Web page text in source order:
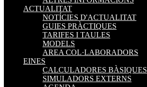
ACTUALITAT
NOTÍCIES D'ACTUALITAT
GUIES PRÀCTIQUES
TARIFES I TAULES
MODELS
AREA COL·LABORADORS
EINES
CALCULADORES BÀSIQUES
SIMULADORS EXTERNS